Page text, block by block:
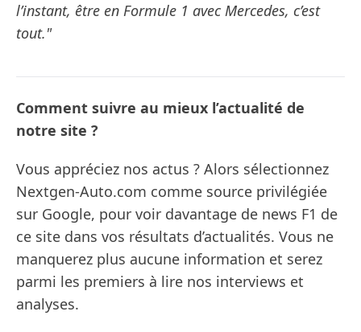
l’instant, être en Formule 1 avec Mercedes, c’est
tout."
Comment suivre au mieux l’actualité de
notre site ?
Vous appréciez nos actus ? Alors sélectionnez
Nextgen-Auto.com comme source privilégiée
sur Google, pour voir davantage de news F1 de
ce site dans vos résultats d’actualités. Vous ne
manquerez plus aucune information et serez
parmi les premiers à lire nos interviews et
analyses.